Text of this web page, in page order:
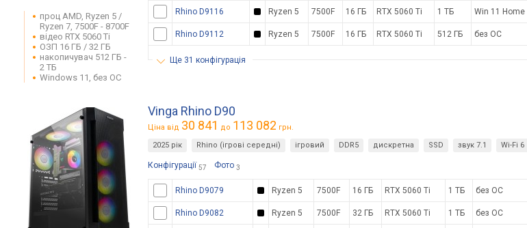
проц AMD, Ryzen 5 /
Ryzen 7, 7500F - 8700F
відео RTX 5060 Ti
ОЗП 16 ГБ / 32 ГБ
накопичувач 512 ГБ -
2 ТБ
Windows 11, без ОС
Rhino D9116 Ryzen 5 7500F 16 ГБ RTX 5060 Ti 1 ТБ Win 11 Home
Rhino D9112 Ryzen 5 7500F 16 ГБ RTX 5060 Ti 512 ГБ без ОС
ще 31 конфігурація
Vinga Rhino D90
Ціна від 30 841 до 113 082 грн.
2025 рік
Rhino (ігрові середні) ігровий DDR5 дискретна SSD звук 7.1 Wi-Fi 6
Конфігурації 57 Фото 3
Rhino D9079 Ryzen 5 7500F 16 ГБ RTX 5060 Ti 1 ТБ без ОС
Rhino D9082 Ryzen 5 7500F 32 ГБ RTX 5060 Ti 1 ТБ без ОС